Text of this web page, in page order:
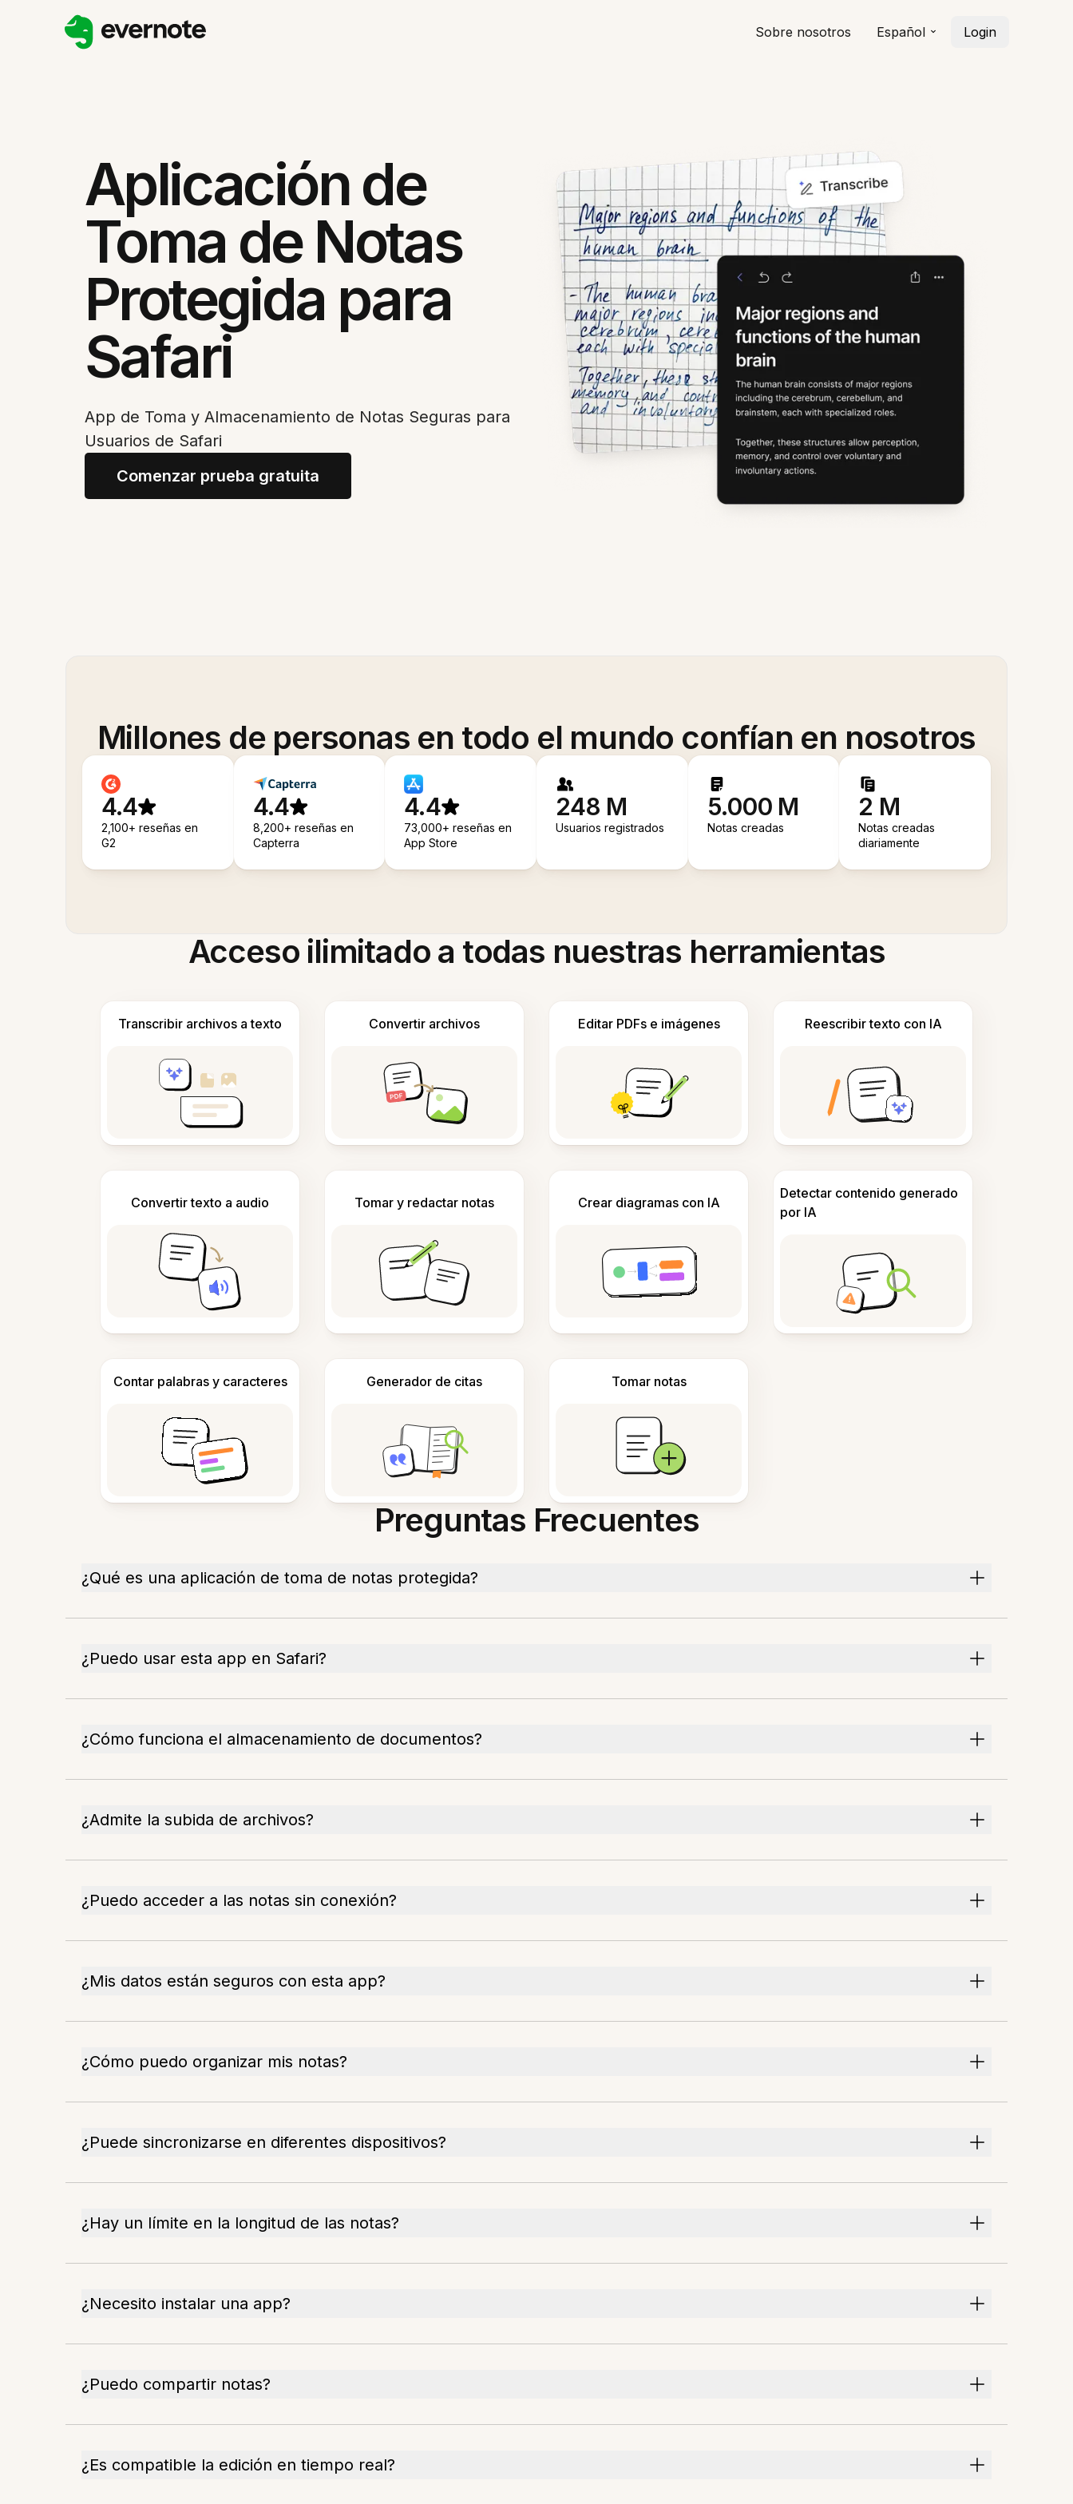
Sobre nosotros Español Login
Aplicación de
Toma de Notas
Protegida para
Safari
App de Toma y Almacenamiento de Notas Seguras para
Usuarios de Safari
Comenzar prueba gratuita
Millones de personas en todo el mundo confían en nosotros
4.4
2,100+ reseñas en
G2
4.4
8,200+ reseñas en
Capterra
4.4
73,000+ reseñas en
App Store
248 M
Usuarios registrados
5.000 M
Notas creadas
2 M
Notas creadas
diariamente
Acceso ilimitado a todas nuestras herramientas
Transcribir archivos a texto Convertir archivos Editar PDFs e imágenes Reescribir texto con IA
Convertir texto a audio Tomar y redactar notas Crear diagramas con IA
Detectar contenido generado
por IA
Contar palabras y caracteres Generador de citas Tomar notas
Preguntas Frecuentes
¿Qué es una aplicación de toma de notas protegida?
¿Puedo usar esta app en Safari?
¿Cómo funciona el almacenamiento de documentos?
¿Admite la subida de archivos?
¿Puedo acceder a las notas sin conexión?
¿Mis datos están seguros con esta app?
¿Cómo puedo organizar mis notas?
¿Puede sincronizarse en diferentes dispositivos?
¿Hay un límite en la longitud de las notas?
¿Necesito instalar una app?
¿Puedo compartir notas?
¿Es compatible la edición en tiempo real?